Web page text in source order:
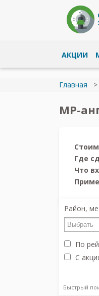
АКЦИИ
Главная
МР-
Где
Что
Район,
По
С
Быстрый